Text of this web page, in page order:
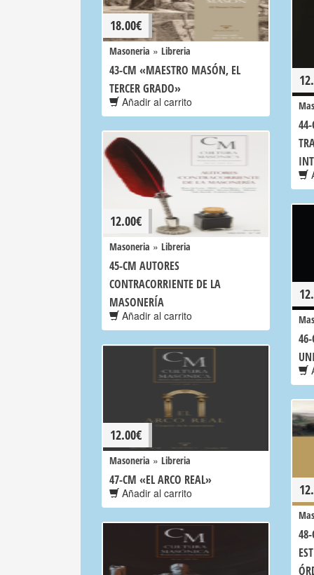
18.00€
Masoneria » Libreria
43-CM «MAESTRO MASÓN, EL
TERCER GRADO»
Añadir al carrito
12.00€
Masoneria » Libreria
45-CM AUTORES
CONTRACORRIENTE DE LA
MASONERÍA
Añadir al carrito
46-
12.00€
Masoneria » Libreria
47-CM «EL ARCO REAL»
Añadir al carrito